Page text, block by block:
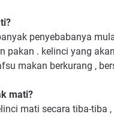
penyebabanya
pakan . kelinci yang
makan berkurang ,
mati?
mati secara tiba-